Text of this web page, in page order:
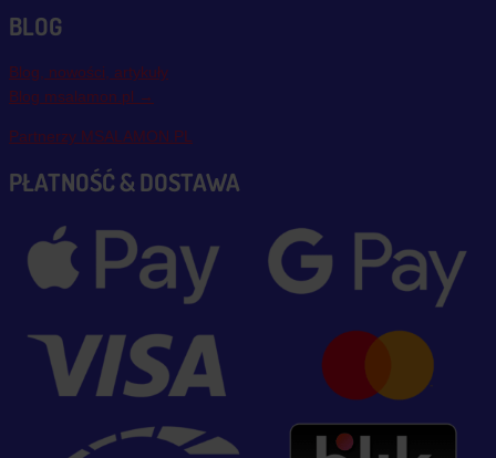
BLOG
Blog, nowości, artykuły
Blog msalamon.pl →
Partnerzy MSALAMON.PL
PŁATNOŚĆ & DOSTAWA